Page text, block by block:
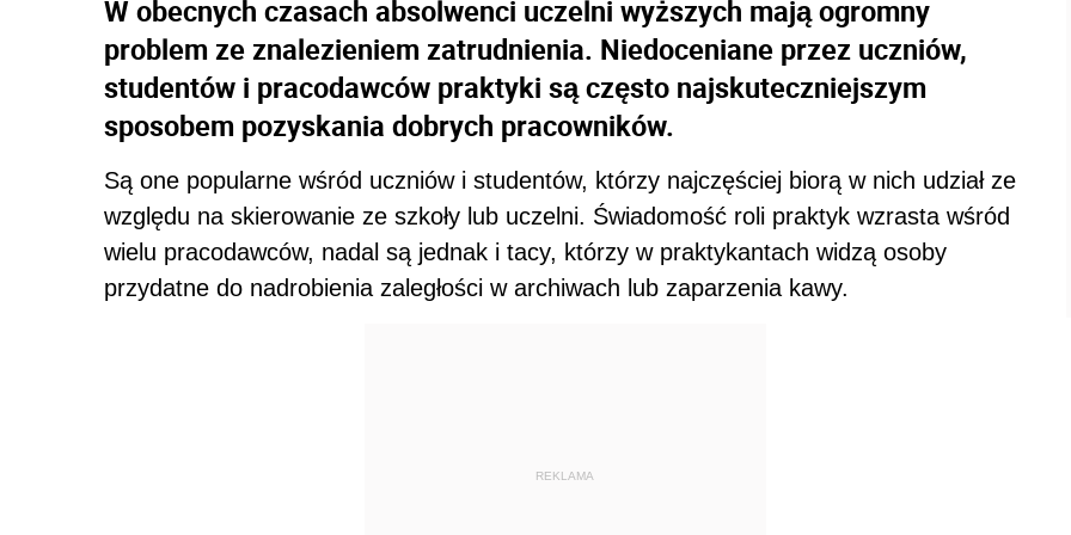
W obecnych czasach absolwenci uczelni wyższych mają ogromny
problem ze znalezieniem zatrudnienia. Niedoceniane przez uczniów,
studentów i pracodawców praktyki są często najskuteczniejszym
sposobem pozyskania dobrych pracowników.
Są one popularne wśród uczniów i studentów, którzy najczęściej biorą w nich udział ze
względu na skierowanie ze szkoły lub uczelni. Świadomość roli praktyk wzrasta wśród
wielu pracodawców, nadal są jednak i tacy, którzy w praktykantach widzą osoby
przydatne do nadrobienia zaległości w archiwach lub zaparzenia kawy.
REKLAMA